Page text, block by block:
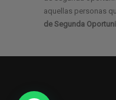
aquellas personas
de Segunda